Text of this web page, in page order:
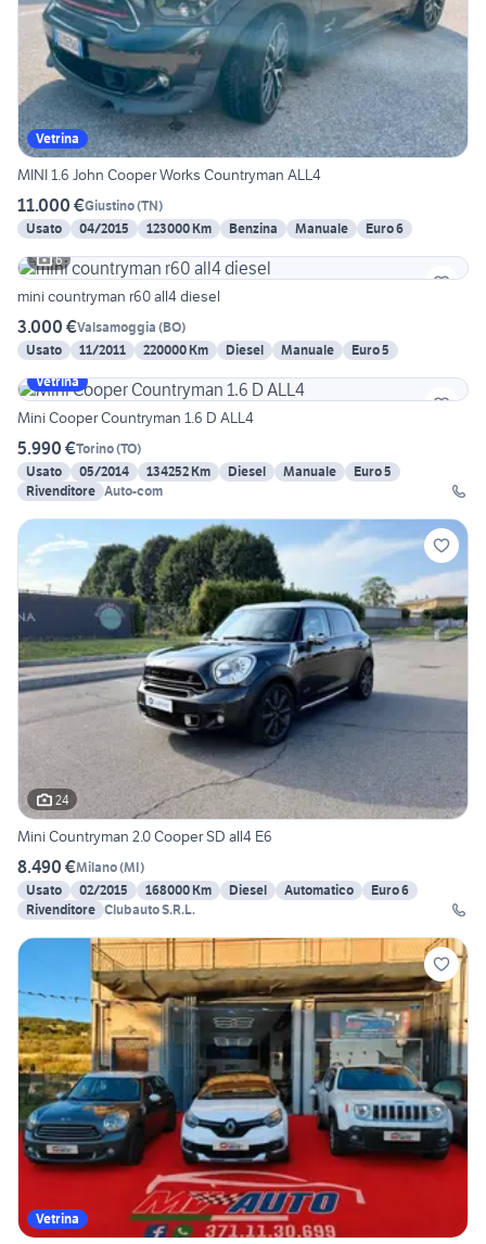
Vetrina
MINI 1.6 John Cooper Works Countryman ALL4
11.000 €Giustino(TN)
Usato
04/2015 123000 Km Benzina Manuale
Euro 6
6
mini countryman r60 all4 diesel
3.000 €Valsamoggia (BO)
Usato
11/2011 220000 Km Diesel Manuale
Euro 5
Vetrina
Mini Cooper Countryman 1.6 D ALL4
5.990 €Torino(TO)
Usato
05/2014 134252 Km Diesel Manuale
Euro 5
Rivenditore Auto-com
24
Mini Countryman 2.0 Cooper SD all4 E6
8.490 €Milano(MI)
Usato
02/2015 168000 Km Diesel Automatico
Euro 6
Rivenditore Clubauto S.R.L.
Vetrina